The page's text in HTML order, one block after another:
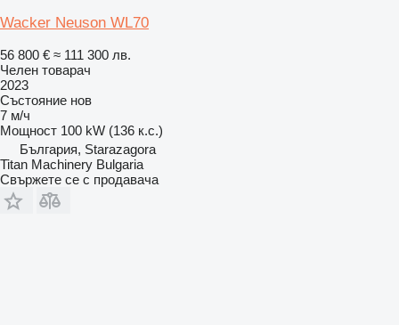
Wacker Neuson WL70
56 800 € ≈ 111 300 лв.
Челен товарач
2023
Състояние нов
7 м/ч
Мощност 100 kW (136 к.с.)
България, Starazagora
Titan Machinery Bulgaria
Свържете се с продавача